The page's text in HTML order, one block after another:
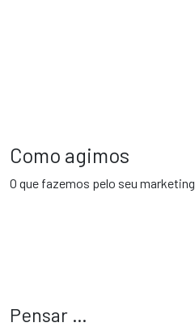
Como agimos
O que fazemos pelo seu marketing
Pensar …